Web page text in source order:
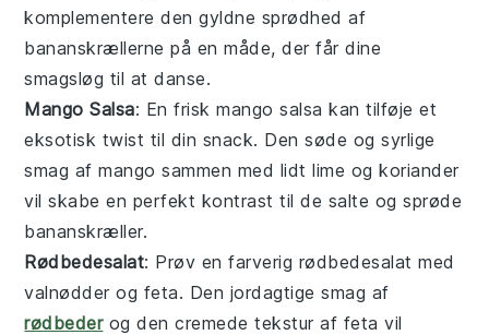
komplementere den gyldne sprødhed af
bananskrællerne på en måde, der får dine
smagsløg til at danse.
Mango Salsa: En friskmango salsa kan tilføje et
eksotisk twist til din snack. Den søde og syrlige
smag afmango sammen med lidtlime ogkoriander
vil skabe en perfekt kontrast til de salte og sprøde
bananskræller.
Rødbedesalat: Prøv en farverig rødbedesalat med
valnødder og feta. Den jordagtige smag af
rødbederog den cremede tekstur af feta vil